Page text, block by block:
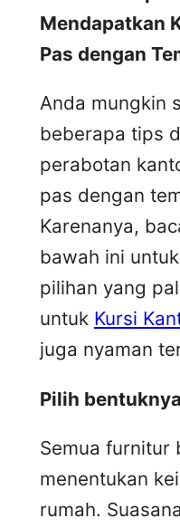
Mendapatkan
Pas dengan
Anda mungkin
beberapa tips
perabotan
pas dengan
Karenanya,
bawah ini
pilihan yang
untuk Kursi
juga nyaman
Pilih
Semua furnitur
menentukan
rumah.